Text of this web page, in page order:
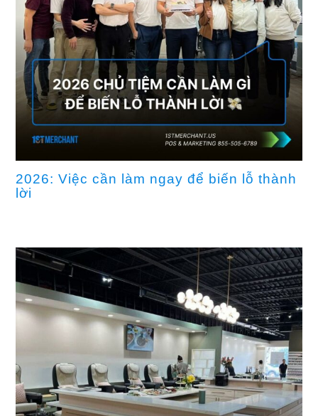
2026: Việc cần làm ngay để biến lỗ thành
lời